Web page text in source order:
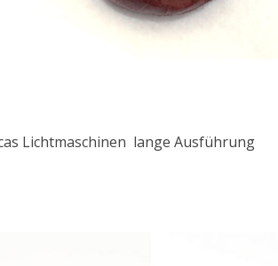
Lichtmaschinen lange Ausführung